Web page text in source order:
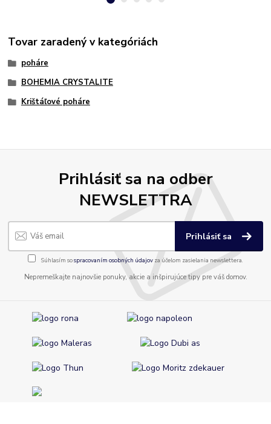
Tovar zaradený v kategóriách
poháre
BOHEMIA CRYSTALITE
Krištáľové poháre
Prihlásiť sa na odber
NEWSLETTRA
Prihlásiť sa
Súhlasím sospracovaním osobných údajov za účelom zasielania newslettera.
Nepremeškajte najnovšie ponuky, akcie a inšpirujúce tipy pre váš domov.